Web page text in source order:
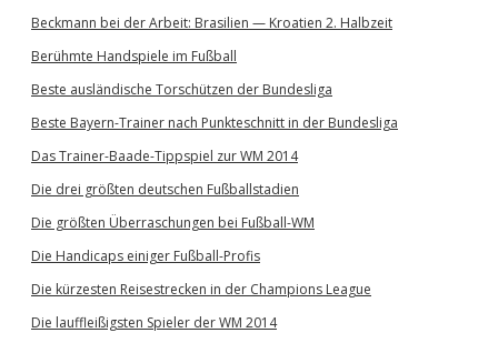
Beckmann bei der Arbeit: Brasilien — Kroatien 2. Halbzeit
Berühmte Handspiele im Fußball
Beste ausländische Torschützen der Bundesliga
Beste Bayern-Trainer nach Punkteschnitt in der Bundesliga
Das Trainer-Baade-Tippspiel zur WM 2014
Die drei größten deutschen Fußballstadien
Die größten Überraschungen bei Fußball-WM
Die Handicaps einiger Fußball-Profis
Die kürzesten Reisestrecken in der Champions League
Die lauffleißigsten Spieler der WM 2014